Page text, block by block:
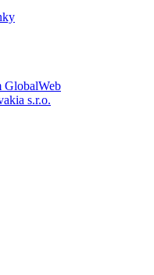
GlobalWeb
s.r.o.